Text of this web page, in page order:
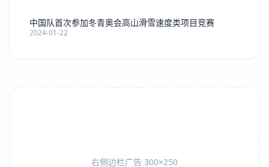
中国队首次参加冬青奥会高山滑雪速度类项目竞赛
2024-01-22
右侧边栏广告 300×250